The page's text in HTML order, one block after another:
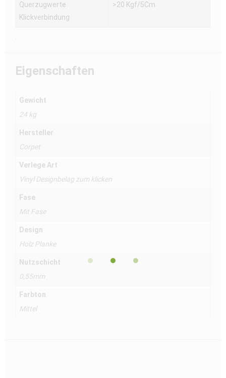
Querzugwerte
Klickverbindung
>20 Kgf/5Cm
Eigenschaften
Gewicht
24 kg
Hersteller
Corpet
Verlege Art
Vinyl Designbelag zum klicken
Fase
Mit Fase
Design
Holz Planke
Nutzschicht
0,55mm
Farbton
Mittel